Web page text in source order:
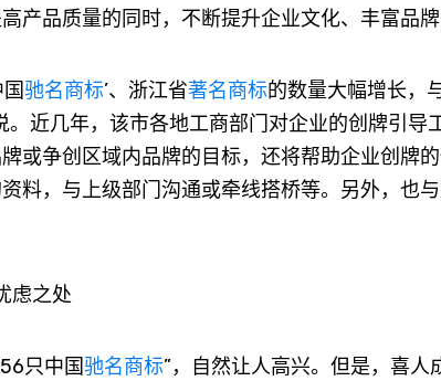
产品质量的同时，不断提升企业文化、丰富品牌
驰名商标’、浙江省著名商标的数量大幅增长，
。近几年，该市各地工商部门对企业的创牌引导
或争创区域内品牌的目标，还将帮助企业创牌
料，与上级部门沟通或牵线搭桥等。另外，也
虑之处
只中国驰名商标”，自然让人高兴。但是，喜